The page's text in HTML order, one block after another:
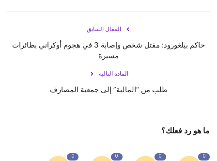
المقال السابق
حاكم بيلغورود: مقتل شخص وإصابة 3 في هجوم أوكراني بطائرات
مسيرة
المادة التالية
طلب من “المالية” إلى جمعية المصارف
ما هو رد فعلك؟
0
0
0
0